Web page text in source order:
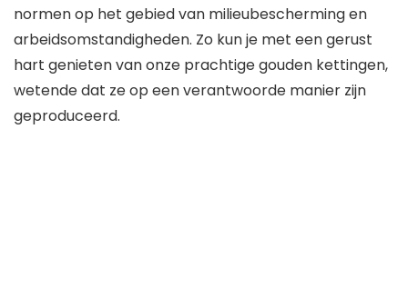
normen op het gebied van milieubescherming en
arbeidsomstandigheden. Zo kun je met een gerust
hart genieten van onze prachtige gouden kettingen,
wetende dat ze op een verantwoorde manier zijn
geproduceerd.